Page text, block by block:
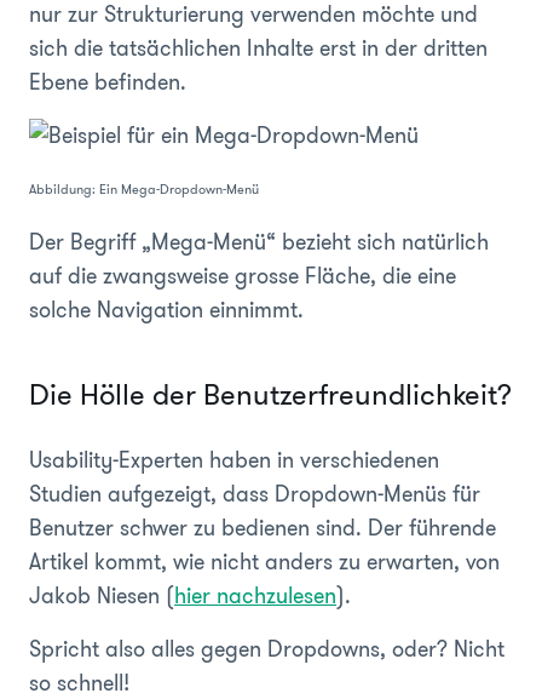
nur zur Strukturierung verwenden möchte und
sich die tatsächlichen Inhalte erst in der dritten
Ebene befinden.
Abbildung: Ein Mega-Dropdown-Menü
Der Begriff „Mega-Menü“ bezieht sich natürlich
auf die zwangsweise grosse Fläche, die eine
solche Navigation einnimmt.
Die Hölle der Benutzerfreundlichkeit?
Usability-Experten haben in verschiedenen
Studien aufgezeigt, dass Dropdown-Menüs für
Benutzer schwer zu bedienen sind. Der führende
Artikel kommt, wie nicht anders zu erwarten, von
Jakob Niesen (hier nachzulesen).
Spricht also alles gegen Dropdowns, oder? Nicht
so schnell!